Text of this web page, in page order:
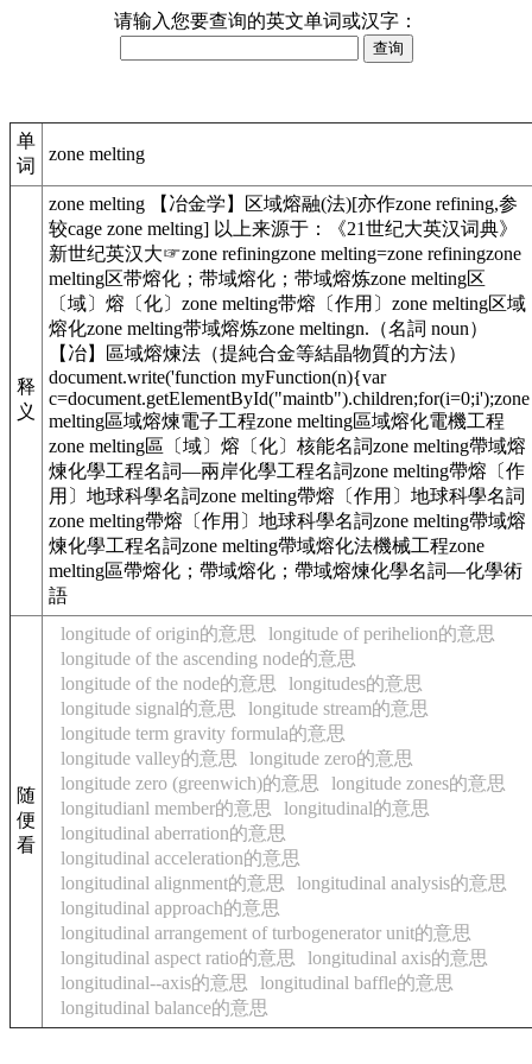
请输入您要查询的英文单词或汉字：
单
词
zone melting
释
义
zone melting 【冶金学】区域熔融(法)[亦作zone refining,参
较cage zone melting] 以上来源于：《21世纪大英汉词典》
新世纪英汉大☞zone refiningzone melting=zone refiningzone
melting区带熔化；带域熔化；带域熔炼zone melting区
〔域〕熔〔化〕zone melting带熔〔作用〕zone melting区域
熔化zone melting带域熔炼zone meltingn.（名詞 noun）
【冶】區域熔煉法（提純合金等結晶物質的方法）
document.write('function myFunction(n){var
c=document.getElementById("maintb").children;for(i=0;i');zone
melting區域熔煉電子工程zone melting區域熔化電機工程
zone melting區〔域〕熔〔化〕核能名詞zone melting帶域熔
煉化學工程名詞—兩岸化學工程名詞zone melting帶熔〔作
用〕地球科學名詞zone melting帶熔〔作用〕地球科學名詞
zone melting帶熔〔作用〕地球科學名詞zone melting帶域熔
煉化學工程名詞zone melting帶域熔化法機械工程zone
melting區帶熔化；帶域熔化；帶域熔煉化學名詞—化學術
語
随
便
看
longitude of origin的意思
longitude of perihelion的意思
longitude of the ascending node的意思
longitude of the node的意思
longitudes的意思
longitude signal的意思
longitude stream的意思
longitude term gravity formula的意思
longitude valley的意思
longitude zero的意思
longitude zero (greenwich)的意思
longitude zones的意思
longitudianl member的意思
longitudinal的意思
longitudinal aberration的意思
longitudinal acceleration的意思
longitudinal alignment的意思
longitudinal analysis的意思
longitudinal approach的意思
longitudinal arrangement of turbogenerator unit的意思
longitudinal aspect ratio的意思
longitudinal axis的意思
longitudinal--axis的意思
longitudinal baffle的意思
longitudinal balance的意思